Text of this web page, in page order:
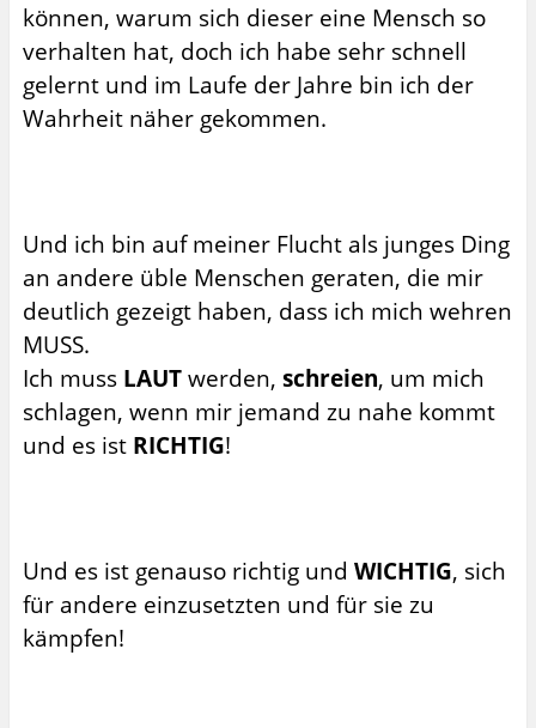
können, warum sich dieser eine Mensch so
verhalten hat, doch ich habe sehr schnell
gelernt und im Laufe der Jahre bin ich der
Wahrheit näher gekommen.
Und ich bin auf meiner Flucht als junges Ding
an andere üble Menschen geraten, die mir
deutlich gezeigt haben, dass ich mich wehren
MUSS.
Ich muss LAUTwerden, schreien, um mich
schlagen, wenn mir jemand zu nahe kommt
und es ist RICHTIG!
Und es ist genauso richtig und WICHTIG, sich
für andere einzusetzten und für sie zu
kämpfen!